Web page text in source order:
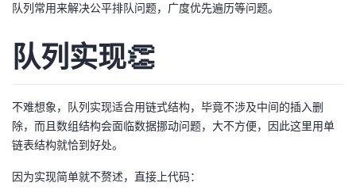
队列常用来解决公平排队问题，广度优先遍历等问题。
队列实现👏
不难想象，队列实现适合用链式结构，毕竟不涉及中间的插入删
除，而且数组结构会面临数据挪动问题，大不方便，因此这里用单
链表结构就恰到好处。
因为实现简单就不赘述，直接上代码：